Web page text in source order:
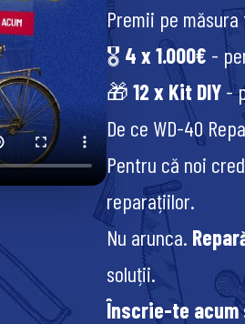
Premii pe
🎖️ 4 x 1.000€ -
🎁 12 x Kit DIY -
De ce WD-40
Pentru că noi
reparațiilor.
Nu arunca.
soluții.
Înscrie-te acum